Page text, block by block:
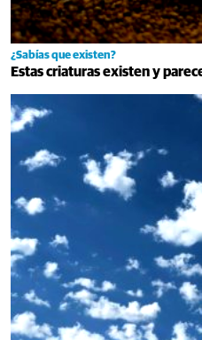
¿Sabías que existen?
Estas criaturas existen y